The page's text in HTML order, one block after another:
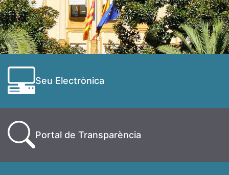
Seu Electrònica
Portal de Transparència